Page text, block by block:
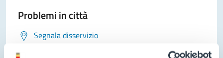
Problemi in città
Segnala disservizio